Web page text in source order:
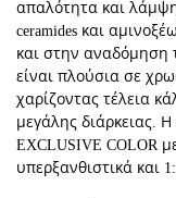
απαλότητα και
ceramides και
και στην αναδόμηση
είναι πλούσια σε
χαρίζοντας τέλεια
μεγάλης διάρκειας.
EXCLUSIVE COLOR
υπερξανθιστικά και